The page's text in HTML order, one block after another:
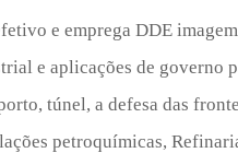
e emprega DDE
e aplicações de governo
túnel, a defesa das
petroquímicas,